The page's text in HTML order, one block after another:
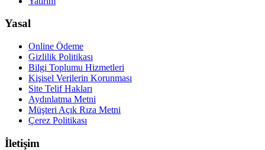
Yasal
Online Ödeme
Gizlilik Politikası
Bilgi Toplumu Hizmetleri
Kişisel Verilerin Korunması
Site Telif Hakları
Aydınlatma Metni
Müşteri Açık Rıza Metni
Çerez Politikası
İletişim